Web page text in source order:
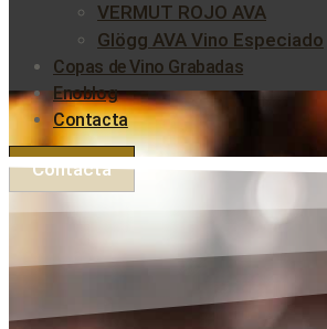
VERMUT ROJO AVA
Glögg AVA Vino Especiado
Copas de Vino Grabadas
Enoblog
Contacta
Contacta